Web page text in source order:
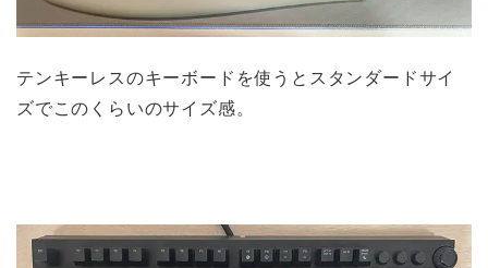
テンキーレスのキーボードを使うとスタンダードサイ
ズでこのくらいのサイズ感。